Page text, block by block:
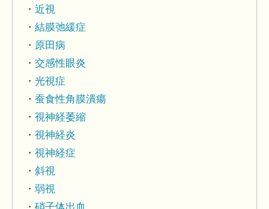
近視
結膜弛緩症
原田病
交感性眼炎
光視症
蚕食性角膜潰瘍
視神経萎縮
視神経炎
視神経症
斜視
弱視